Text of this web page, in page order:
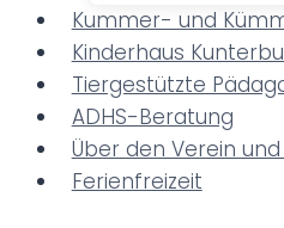
Kummer- und
Kinderhaus
Tiergestützte
ADHS-Beratung
Über den Verein
Ferienfreizeit